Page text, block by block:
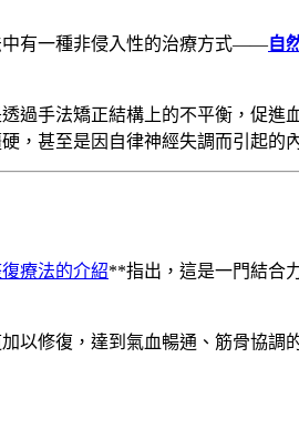
中有一種非侵入性的治療方式——自
過手法矯正結構上的不平衡，促
甚至是因自律神經失調而引起的
療法的介紹**指出，這是一門結合
以修復，達到氣血暢通、筋骨協